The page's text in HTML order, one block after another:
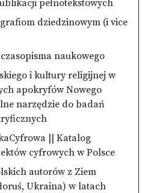
pełnotekstowych
dziedzinowym (i vice
naukowego
i kultury religijnej w
apokryfów Nowego
narzędzie do badań
|| Katalog
cyfrowych w Polsce
autorów z Ziem
Ukraina) w latach